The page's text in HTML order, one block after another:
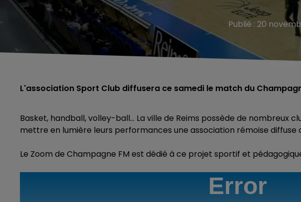
Publié : 20
L'association Sport Club diffusera ce samedi le match du
Basket, handball, volley-ball... La ville de Reims possède de nombreux
mettre en lumière leurs performances une association rémoise diffuse
Le Zoom de Champagne FM est dédié à ce projet sportif et